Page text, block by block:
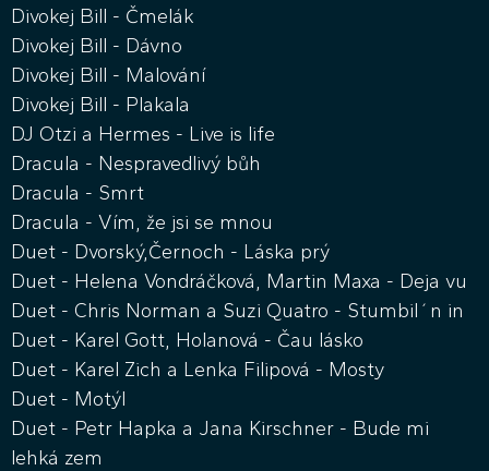
Divokej Bill - Čmelák
Divokej Bill - Dávno
Divokej Bill - Malování
Divokej Bill - Plakala
DJ Otzi a Hermes - Live is life
Dracula - Nespravedlivý bůh
Dracula - Smrt
Dracula - Vím, že jsi se mnou
Duet - Dvorský,Černoch - Láska prý
Duet - Helena Vondráčková, Martin Maxa - Deja vu
Duet - Chris Norman a Suzi Quatro - Stumbil´n in
Duet - Karel Gott, Holanová - Čau lásko
Duet - Karel Zich a Lenka Filipová - Mosty
Duet - Motýl
Duet - Petr Hapka a Jana Kirschner - Bude mi
lehká zem